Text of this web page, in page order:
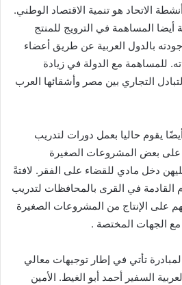
الاتحاد هو تنمية الاقتصاد الوطني.
المساهمة في الترويج للمنتج
بالدول العربية عن طريق أعضاء
للمساهمة مع الدولة في زيادة
التجاري بين مصر وأشقائها العرب
يقوم حاليا بعمل دورات لتدريب
على بعض المشروعات الصغيرة
دخل مادي للقضاء على الفقر. لافتةً
القادمة في القرى بالمحافظات لتدريب
على الإنتاج من المشروعات الصغيرة
الجهات المختصة .
تأتي في إطار توجيهات معالي
السفير أحمد أبو الغيط. الأمين